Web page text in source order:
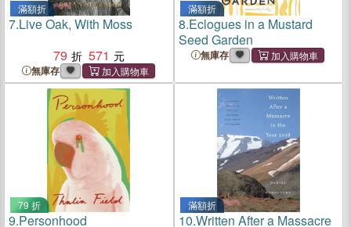
滿額折
7.Live Oak, With Moss
79
571
無庫存
滿額折
8.Eclogues in a Mustard
Seed Garden
無庫存
79 折
9.Personhood
滿額折
10.Written After a Massacre